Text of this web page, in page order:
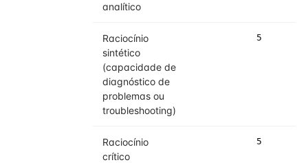
analítico
Raciocínio
sintético
(capacidade de
diagnóstico de
problemas ou
troubleshooting)
5
Raciocínio
crítico
5